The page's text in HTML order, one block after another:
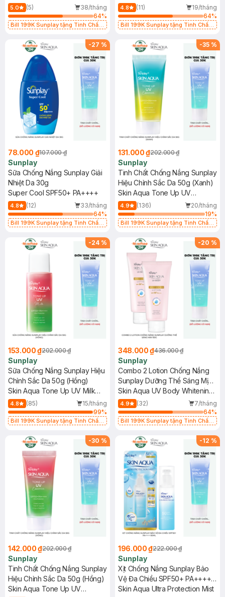
SPF50+ PA++++
5.0 (5)
38/tháng
64%
Bill 199K Sunplay tặng Tinh Chất
PA++++
4.8 (11)
19/tháng
64%
Bill 199K Sunplay tặng Tinh Chất
-27 %
78.000 ₫107.000 ₫
Sunplay
Sữa Chống Nắng Sunplay Giải
Nhiệt Da 30g
Super Cool SPF50+ PA++++
4.8 (12)
33/tháng
64%
Bill 199K Sunplay tặng Tinh Chất
-35 %
131.000 ₫202.000 ₫
Sunplay
Tinh Chất Chống Nắng Sunplay
Hiệu Chỉnh Sắc Da 50g (Xanh)
Skin Aqua Tone Up UV
Essence Mint Green SPF50+
PA++++
4.9 (136)
20/tháng
19%
Bill 199K Sunplay tặng Tinh Chất
-24 %
153.000 ₫202.000 ₫
Sunplay
Sữa Chống Nắng Sunplay Hiệu
Chỉnh Sắc Da 50g (Hồng)
Skin Aqua Tone Up UV Milk
Happiness Aura (Rose)
SPF50+ PA++++
4.8 (85)
15/tháng
99%
Bill 199K Sunplay tặng Tinh Chất
-20 %
348.000 ₫436.000 ₫
Sunplay
Combo 2 Lotion Chống Nắng
Sunplay Dưỡng Thể Sáng Mịn
150g
Skin Aqua UV Body Whitening
Lotion SPF 50+ PA++++
4.9 (32)
7/tháng
64%
Bill 199K Sunplay tặng Tinh Chất
-30 %
142.000 ₫202.000 ₫
Sunplay
Tinh Chất Chống Nắng Sunplay
Hiệu Chỉnh Sắc Da 50g (Hồng)
Skin Aqua Tone Up UV
-12 %
196.000 ₫222.000 ₫
Sunplay
Xịt Chống Nắng Sunplay Bảo
Vệ Đa Chiều SPF50+ PA++++
60ml
Skin Aqua Ultra Protection Mist